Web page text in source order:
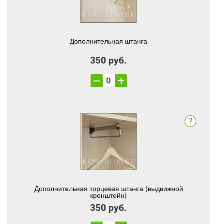
Дополнительная штанга
350 руб.
Дополнительная торцевая штанга (выдвижной
кронштейн)
350 руб.